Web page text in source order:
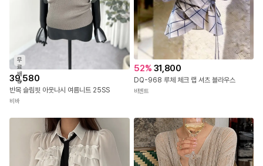
무
료
배
송
39,580
반목 슬림핏 아웃나시 여름니트 25SS
비바
52% 31,800
DQ-968 루체 체크 랩 셔츠 블라우스
비엔트